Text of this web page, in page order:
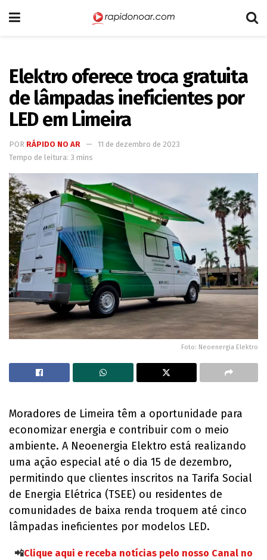
Elektro oferece troca gratuita
de lâmpadas ineficientes por
LED em Limeira
POR RÁPIDO NO AR
11 de dezembro de 2023
Tempo de leitura: 3 mins
Foto: Neoenergia Elektro
Moradores de Limeira têm a oportunidade para
economizar energia e contribuir com o meio
ambiente. A Neoenergia Elektro está realizando
uma ação especial até o dia 15 de dezembro,
permitindo que clientes inscritos na Tarifa Social
de Energia Elétrica (TSEE) ou residentes de
comunidades de baixa renda troquem até cinco
lâmpadas ineficientes por modelos LED.
📲Clique aqui e receba notícias pelo nosso Canal no